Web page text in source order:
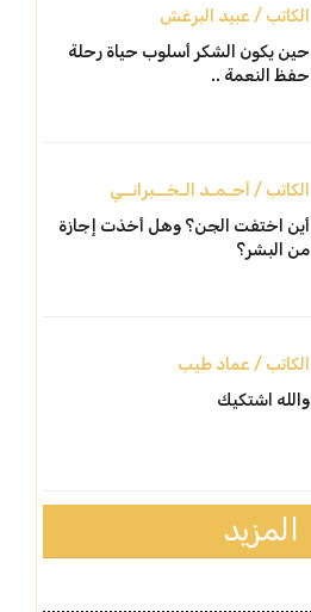
الكاتب / عبيد البرغش
حين يكون الشكر أسلوب حياة رحلة
حفظ النعمة ..
الكاتب / أحـمـد الـخــبرانــي
أين اختفت الجن؟ وهل أخذت إجازة
من البشر؟
الكاتب / عماد طيب
والله اشتكيك
المزيد